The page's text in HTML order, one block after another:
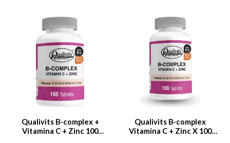
Qualivits B-complex +
Vitamina C + Zinc 100
Qualivits B-complex
Vitamina C + Zinc X 100